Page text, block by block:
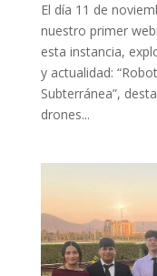
El día 11 de
nuestro primer
esta instancia,
y actualidad:
Subterránea”,
drones...